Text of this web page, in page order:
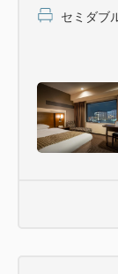
セミダブ